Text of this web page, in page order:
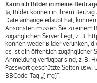
Kann ich Bilder in meine
Ja, Bilder können in Ihrem
Dateianhänge erlaubt hat,
Ansonsten müssen Sie zu einem
zugänglichen Server liegt, z. B.
können weder Bilder verlinken,
es ist ein öffentlich zugänglicher
Anmeldung verfügbar sind, z. B.
Passwort geschützte Seiten usw.
BBCode-Tag „[img]“.